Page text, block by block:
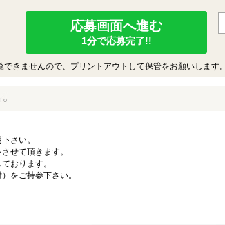
応募画面へ進む
1分で応募完了!!
きませんので、プリントアウトして保管をお願いします。
さい。
せて頂きます。
おります。
をご持参下さい。